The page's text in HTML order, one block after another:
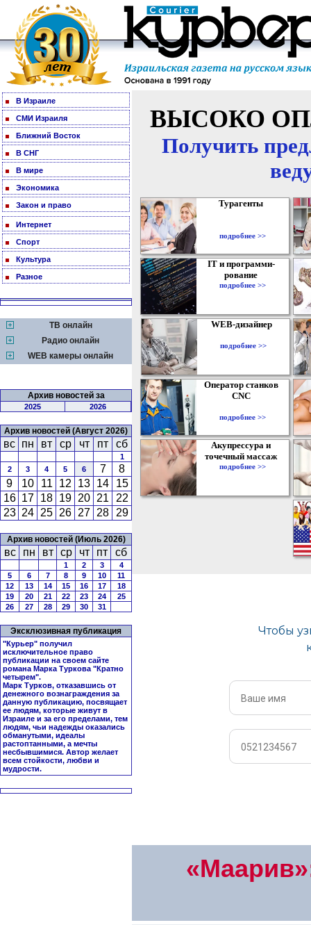
В Израиле
СМИ Израиля
Ближний Восток
В СНГ
В мире
Экономика
Закон и право
Интернет
Спорт
Культура
Разное
ТВ онлайн
Радио онлайн
WEB камеры онлайн
Архив новостей за
2025 2026
Архив новостей (Август 2026)
вс пн вт ср чт пт сб
1
2
3 4 5 6 7
8
9
10 11 12 13 14
15
16 17 18 19 20 21
22
23 24 25 26 27 28 29
Архив новостей (Июль 2026)
вс пн вт ср чт пт сб
1 2 3
4
5
6 7 8 9 10
11
12
13 14 15 16 17
18
19
20 21 22 23 24
25
26
27 28 29 30 31
Эксклюзивная публикация
"Курьер" получил
исключительное право
публикации на своем сайте
романа Марка Туркова "Кратно
четырем".
Марк Турков, отказавшись от
денежного вознаграждения за
данную публикацию, посвящает
ее людям, которые живут в
Израиле и за его пределами, тем
людям, чьи надежды оказались
обманутыми, идеалы
растоптанными, а мечты
несбывшимися. Автор желает
всем стойкости, любви и
мудрости.
ВЫСОКО
Получить
Турагенты
подробнее >>
IT и программи-
рование
подробнее >>
WEB-дизайнер
подробнее >>
Оператор станков
CNC
подробнее >>
Акупрессура и
точечный массаж
подробнее >>